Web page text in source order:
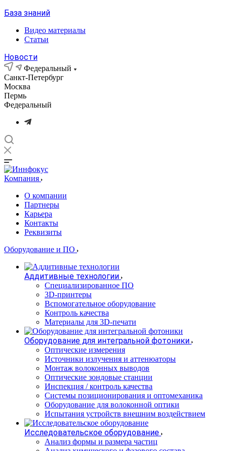
База знаний
Видео материалы
Статьи
Новости
Федеральный
Санкт-Петербург
Москва
Пермь
Федеральный
Компания
О компании
Партнеры
Карьера
Контакты
Реквизиты
Оборудование и ПО
Аддитивные технологии
Специализированное ПО
3D-принтеры
Вспомогательное оборудование
Контроль качества
Материалы для 3D-печати
Оборудование для интегральной фотоники
Оптические измерения
Источники излучения и аттенюаторы
Монтаж волоконных выводов
Оптические зондовые станции
Инспекция / контроль качества
Системы позиционирования и оптомеханика
Оборудование для волоконной оптики
Испытания устройств внешним воздействием
Исследовательское оборудование
Анализ формы и размера частиц